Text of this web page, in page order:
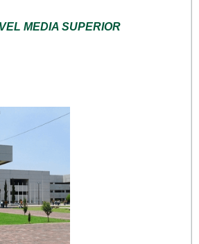
MEDIA SUPERIOR